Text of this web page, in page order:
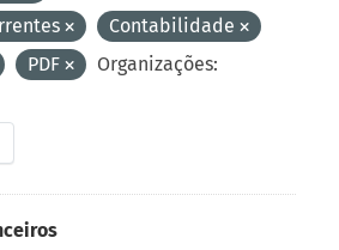
Contabilidade
PDF
Organizações: